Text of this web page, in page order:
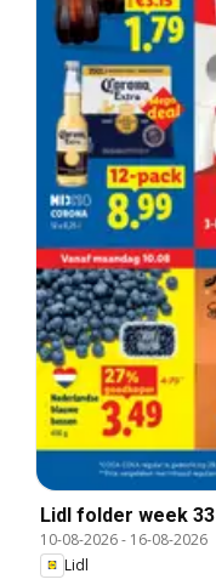
Lidl folder week 33
10-08-2026- 16-08-2026
Lidl